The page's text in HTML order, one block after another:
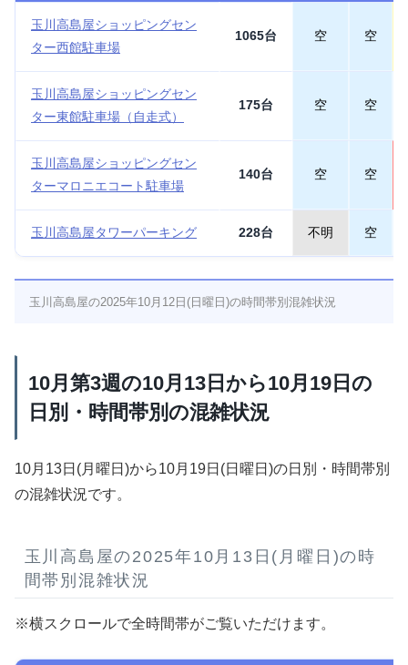
玉川高島屋ショッピングセン
ター西館駐車場
1065台 空 空
玉川高島屋ショッピングセン
ター東館駐車場（自走式）
175台 空 空
玉川高島屋ショッピングセン
ターマロニエコート駐車場
140台 空 空
玉川高島屋タワーパーキング 228台 不明 空
玉川高島屋の2025年10月12日(日曜日)の時間帯別混雑状況
10月第3週の10月13日から10月19日の
日別・時間帯別の混雑状況
10月13日(月曜日)から10月19日(日曜日)の日別・時間帯別
の混雑状況です。
玉川高島屋の2025年10月13日(月曜日)の時
間帯別混雑状況
※横スクロールで全時間帯がご覧いただけます。